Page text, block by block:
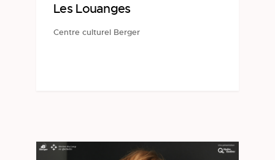
Les Louanges
Centre culturel Berger